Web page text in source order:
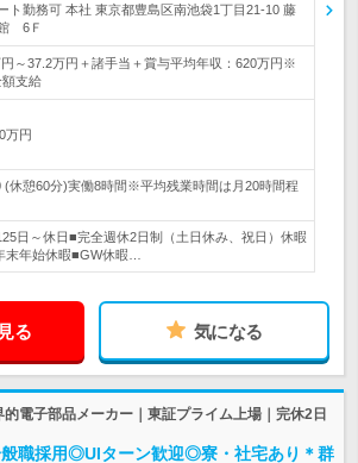
ト勤務可 本社 東京都豊島区南池袋1丁目21-10 藤
6Ｆ
円～37.2万円＋諸手当＋賞与平均年収：620万円※
支給
万円
(休憩60分)実働8時間※平均残業時間は月20時間程
日～休日■完全週休2日制（土日休み、祝日）休暇
末年始休暇■GW休暇…
る 気になる
電子部品メーカー｜東証プライム上場｜完休2日
般職採用◎UIターン歓迎◎寮・社宅あり＊群